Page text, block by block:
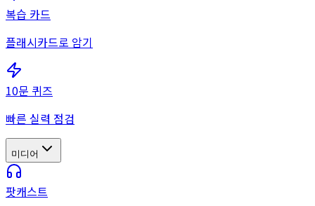
복습 카드
플래시카드로 암기
10문 퀴즈
빠른 실력 점검
미디어
팟캐스트